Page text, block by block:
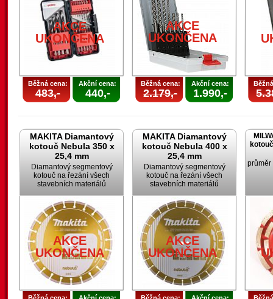
AKCE
UKONČENA
Běžná cena:
483,-
Akční cena:
440,-
AKCE
UKONČENA
Běžná cena:
2.179,-
Akční cena:
1.990,-
MAKITA Diamantový
kotouč Nebula 350 x
25,4 mm
Diamantový segmentový
kotouč na řezání všech
stavebních materiálů
AKCE
UKONČENA
MAKITA Diamantový
kotouč Nebula 400 x
25,4 mm
Diamantový segmentový
kotouč na řezání všech
stavebních materiálů
AKCE
UKONČENA
průměr